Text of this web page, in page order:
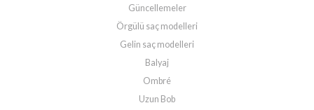
Güncellemeler
Örgülü saç modelleri
Gelin saç modelleri
Balyaj
Ombré
Uzun Bob